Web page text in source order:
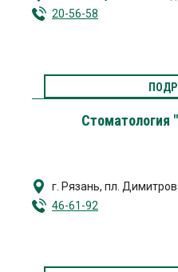
20-56-58
Стоматология
г. Рязань, пл.
46-61-92